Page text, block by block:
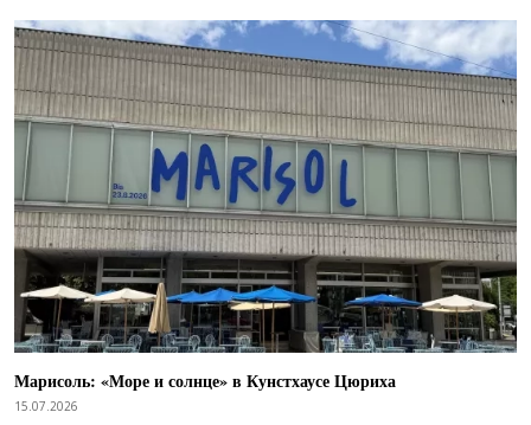
Марисоль: «Море и солнце» в Кунстхаусе Цюриха
15.07.2026